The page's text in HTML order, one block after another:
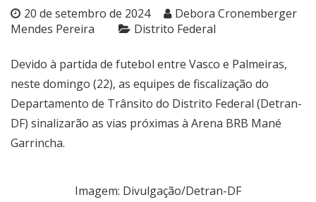
20 de setembro de 2024
Debora Cronemberger
Mendes Pereira
Distrito Federal
Devido à partida de futebol entre Vasco e Palmeiras,
neste domingo (22), as equipes de fiscalização do
Departamento de Trânsito do Distrito Federal (Detran-
DF) sinalizarão as vias próximas à Arena BRB Mané
Garrincha.
Imagem: Divulgação/Detran-DF